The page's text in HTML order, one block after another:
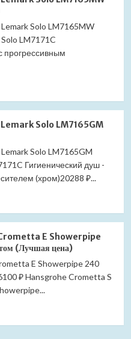
Solo LM7165MW
LM7171C
прогрессивным
Lemark Solo LM7165GM
Solo LM7165GM
Гигиенический душ -
(хром)20288 ₽...
E Showerpipe
(Лучшая цена)
E Showerpipe 240
₽ Hansgrohe Crometta S